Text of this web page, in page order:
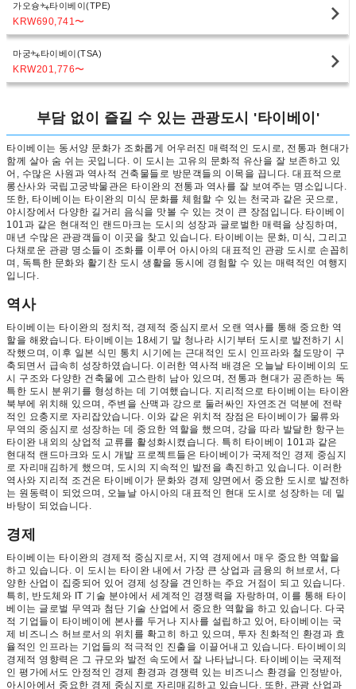
가오슝 타이베이(TPE)
KRW690,741〜
마궁 타이베이(TSA)
KRW201,776〜
부담 없이 즐길 수 있는 관광도시 '타이베이'
타이베이는 동서양 문화가 조화롭게 어우러진 매력적인 도시로, 전통과 현대가
함께 살아 숨 쉬는 곳입니다. 이 도시는 고유의 문화적 유산을 잘 보존하고 있
어, 수많은 사원과 역사적 건축물들로 방문객들의 이목을 끕니다. 대표적으로
롱산사와 국립고궁박물관은 타이완의 전통과 역사를 잘 보여주는 명소입니다.
또한, 타이베이는 타이완의 미식 문화를 체험할 수 있는 천국과 같은 곳으로,
야시장에서 다양한 길거리 음식을 맛볼 수 있는 것이 큰 장점입니다. 타이베이
101과 같은 현대적인 랜드마크는 도시의 성장과 글로벌한 매력을 상징하며,
매년 수많은 관광객들이 이곳을 찾고 있습니다. 타이베이는 문화, 미식, 그리고
다채로운 관광 명소들이 조화를 이루어 아시아의 대표적인 관광 도시로 손꼽히
며, 독특한 문화와 활기찬 도시 생활을 동시에 경험할 수 있는 매력적인 여행지
입니다.
역사
타이베이는 타이완의 정치적, 경제적 중심지로서 오랜 역사를 통해 중요한 역
할을 해왔습니다. 타이베이는 18세기 말 청나라 시기부터 도시로 발전하기 시
작했으며, 이후 일본 식민 통치 시기에는 근대적인 도시 인프라와 철도망이 구
축되면서 급속히 성장하였습니다. 이러한 역사적 배경은 오늘날 타이베이의 도
시 구조와 다양한 건축물에 고스란히 남아 있으며, 전통과 현대가 공존하는 독
특한 도시 분위기를 형성하는 데 기여했습니다. 지리적으로 타이베이는 타이완
북부에 위치해 있으며, 주변을 산맥과 강으로 둘러싸인 자연조건 덕분에 전략
적인 요충지로 자리잡았습니다. 이와 같은 위치적 장점은 타이베이가 물류와
무역의 중심지로 성장하는 데 중요한 역할을 했으며, 강을 따라 발달한 항구는
타이완 내외의 상업적 교류를 활성화시켰습니다. 특히 타이베이 101과 같은
현대적 랜드마크와 도시 개발 프로젝트들은 타이베이가 국제적인 경제 중심지
로 자리매김하게 했으며, 도시의 지속적인 발전을 촉진하고 있습니다. 이러한
역사와 지리적 조건은 타이베이가 문화와 경제 양면에서 중요한 도시로 발전하
는 원동력이 되었으며, 오늘날 아시아의 대표적인 현대 도시로 성장하는 데 밑
바탕이 되었습니다.
경제
타이베이는 타이완의 경제적 중심지로서, 지역 경제에서 매우 중요한 역할을
하고 있습니다. 이 도시는 타이완 내에서 가장 큰 상업과 금융의 허브로서, 다
양한 산업이 집중되어 있어 경제 성장을 견인하는 주요 거점이 되고 있습니다.
특히, 반도체와 IT 기술 분야에서 세계적인 경쟁력을 자랑하며, 이를 통해 타이
베이는 글로벌 무역과 첨단 기술 산업에서 중요한 역할을 하고 있습니다. 다국
적 기업들이 타이베이에 본사를 두거나 지사를 설립하고 있어, 타이베이는 국
제 비즈니스 허브로서의 위치를 확고히 하고 있으며, 투자 친화적인 환경과 효
율적인 인프라는 기업들의 적극적인 진출을 이끌어내고 있습니다. 타이베이의
경제적 영향력은 그 규모와 발전 속도에서 잘 나타납니다. 타이베이는 국제적
인 평가에서도 안정적인 경제 환경과 경쟁력 있는 비즈니스 환경을 인정받아,
아시아에서 중요한 경제 중심지로 자리매김하고 있습니다. 또한, 관광 산업과